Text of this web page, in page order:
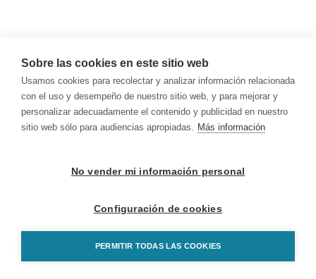
Sobre las cookies en este sitio web
Usamos cookies para recolectar y analizar información relacionada
con el uso y desempeño de nuestro sitio web, y para mejorar y
personalizar adecuadamente el contenido y publicidad en nuestro
sitio web sólo para audiencias apropiadas. Más información
No vender mi información personal
Configuración de cookies
PERMITIR TODAS LAS COOKIES